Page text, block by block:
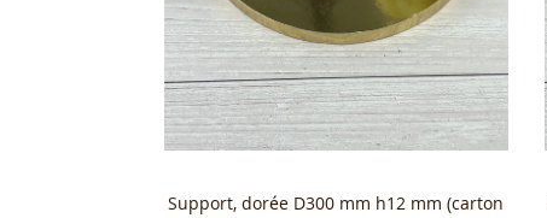
Support, dorée D300 mm h12 mm (carton